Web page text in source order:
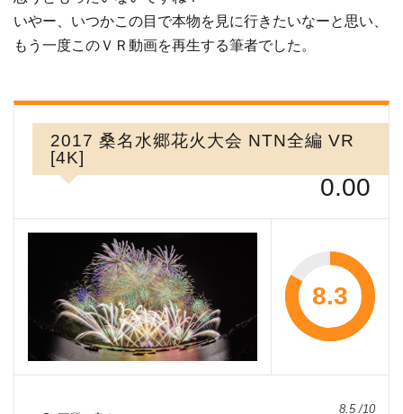
いやー、いつかこの目で本物を見に行きたいなーと思い、
もう一度このＶＲ動画を再生する筆者でした。
2017 桑名水郷花火大会 NTN全編 VR
[4K]
0.00
8.3
8.5 /10